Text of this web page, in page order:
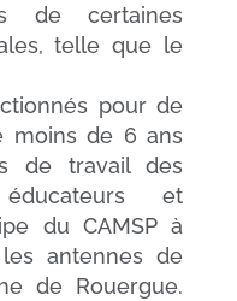
de certaines
telle que le
pour de
moins de 6 ans
de travail des
et
du CAMSP à
antennes de
de Rouergue.